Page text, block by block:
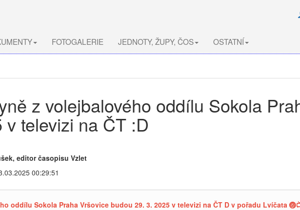
FOTOGALERIE JEDNOTY, ŽUPY, ČOS OSTATNÍ
z volejbalového oddílu Sokola
v televizi na ČT :D
editor časopisu Vzlet
00:29:51
oddílu Sokola Praha Vršovice budou 29. 3. 2025 v televizi na ČT D v pořadu Lvíčata